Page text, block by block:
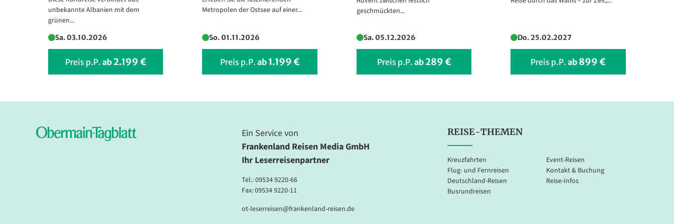
©SAVA Hotels & Resorts
unbekannte Albanien mit dem
grünen...
Sa. 03.10.2026
Preis p.P. ab 2.199 €
Metropolen der Ostsee auf einer...
So. 01.11.2026
Preis p.P. ab 1.199 €
geschmückten...
Sa. 05.12.2026
Preis p.P. ab 289 €
Do. 25.02.2027
Preis p.P. ab 899 €
Ein Service von
Frankenland Reisen Media GmbH
Ihr Leserreisenpartner
Tel.:09534 9220-66
Fax: 09534 9220-11
ot-leserreisen@frankenland-reisen.de
REISE-THEMEN
Kreuzfahrten
Flug- und Fernreisen
Deutschland-Reisen
Busrundreisen
Event-Reisen
Kontakt & Buchung
Reise-Infos